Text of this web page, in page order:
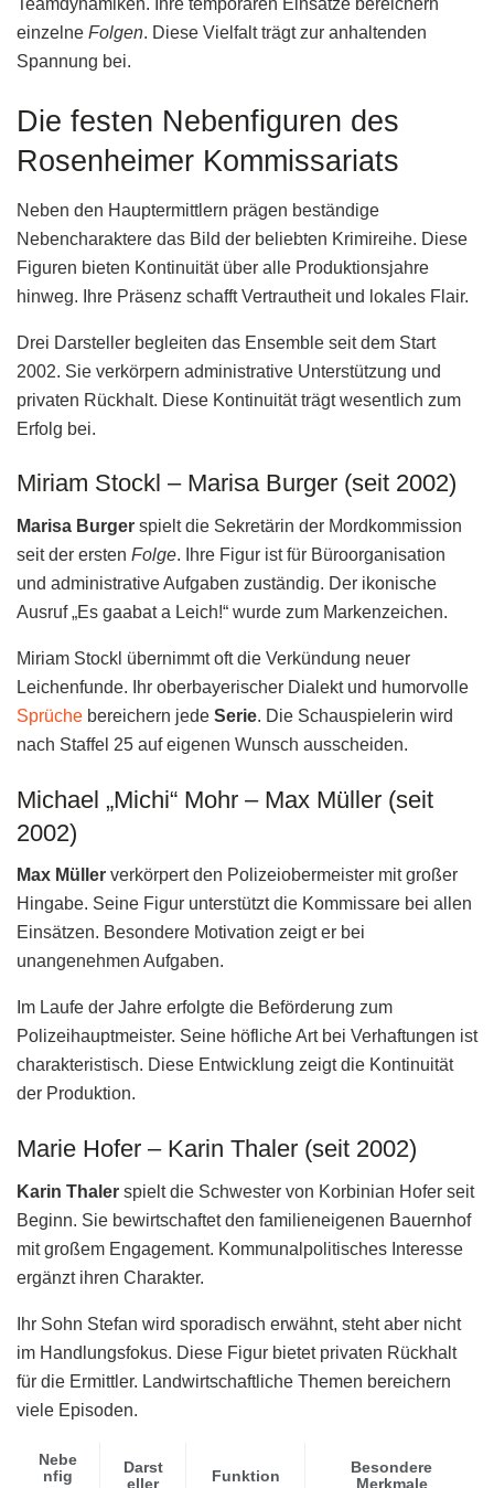
Teamdynamiken. Ihre temporären Einsätze bereichern
einzelne Folgen. Diese Vielfalt trägt zur anhaltenden
Spannung bei.
Die festen Nebenfiguren des
Rosenheimer Kommissariats
Neben den Hauptermittlern prägen beständige
Nebencharaktere das Bild der beliebten Krimireihe. Diese
Figuren bieten Kontinuität über alle Produktionsjahre
hinweg. Ihre Präsenz schafft Vertrautheit und lokales Flair.
Drei Darsteller begleiten das Ensemble seit dem Start
2002. Sie verkörpern administrative Unterstützung und
privaten Rückhalt. Diese Kontinuität trägt wesentlich zum
Erfolg bei.
Miriam Stockl – Marisa Burger (seit 2002)
Marisa Burger spielt die Sekretärin der Mordkommission
seit der ersten Folge. Ihre Figur ist für Büroorganisation
und administrative Aufgaben zuständig. Der ikonische
Ausruf „Es gaabat a Leich!“ wurde zum Markenzeichen.
Miriam Stockl übernimmt oft die Verkündung neuer
Leichenfunde. Ihr oberbayerischer Dialekt und humorvolle
Sprüche bereichern jede Serie. Die Schauspielerin wird
nach Staffel 25 auf eigenen Wunsch ausscheiden.
Michael „Michi“ Mohr – Max Müller (seit
2002)
Max Müller verkörpert den Polizeiobermeister mit großer
Hingabe. Seine Figur unterstützt die Kommissare bei allen
Einsätzen. Besondere Motivation zeigt er bei
unangenehmen Aufgaben.
Im Laufe der Jahre erfolgte die Beförderung zum
Polizeihauptmeister. Seine höfliche Art bei Verhaftungen ist
charakteristisch. Diese Entwicklung zeigt die Kontinuität
der Produktion.
Marie Hofer – Karin Thaler (seit 2002)
Karin Thaler spielt die Schwester von Korbinian Hofer seit
Beginn. Sie bewirtschaftet den familieneigenen Bauernhof
mit großem Engagement. Kommunalpolitisches Interesse
ergänzt ihren Charakter.
Ihr Sohn Stefan wird sporadisch erwähnt, steht aber nicht
im Handlungsfokus. Diese Figur bietet privaten Rückhalt
für die Ermittler. Landwirtschaftliche Themen bereichern
viele Episoden.
Nebe
nfig
Darst
eller
Funktion
Besondere
Merkmale